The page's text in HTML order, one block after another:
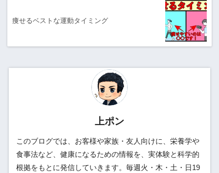
痩せるベストな運動タイミング
上ポン
このブログでは、お客様や家族・友人向けに、栄養学や
食事法など、健康になるための情報を、実体験と科学的
根拠をもとに発信していきます。毎週火・木・土・日19